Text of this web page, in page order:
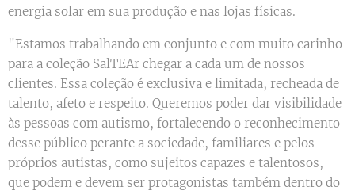
energia solar em sua produção e nas lojas físicas.
"Estamos trabalhando em conjunto e com muito carinho
para a coleção SalTEAr chegar a cada um de nossos
clientes. Essa coleção é exclusiva e limitada, recheada de
talento, afeto e respeito. Queremos poder dar visibilidade
às pessoas com autismo, fortalecendo o reconhecimento
desse público perante a sociedade, familiares e pelos
próprios autistas, como sujeitos capazes e talentosos,
que podem e devem ser protagonistas também dentro do